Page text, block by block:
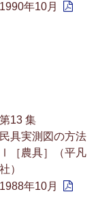
1990年10月
第13 集
民具実測図の方法
Ⅰ［農具］（平凡
社）
1988年10月